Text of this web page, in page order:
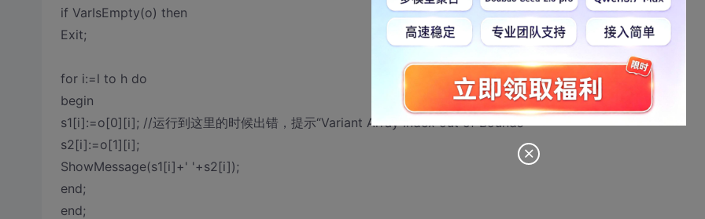
if VarIsEmpty(o) then
Exit;
for i:=l to h do
begin
s1[i]:=o[0][i]; //运行到这里的时候出错，提示“Variant Array Index out of Bounds”
s2[i]:=o[1][i];
ShowMessage(s1[i]+' '+s2[i]);
end;
end;